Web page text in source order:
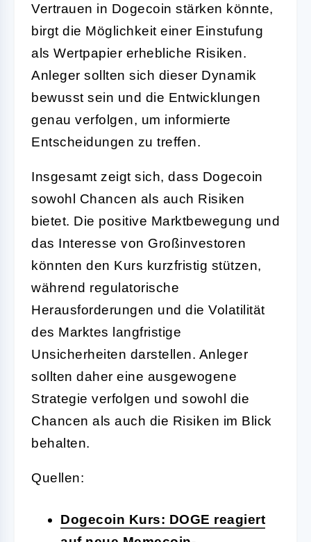
Vertrauen in Dogecoin stärken könnte,
birgt die Möglichkeit einer Einstufung
als Wertpapier erhebliche Risiken.
Anleger sollten sich dieser Dynamik
bewusst sein und die Entwicklungen
genau verfolgen, um informierte
Entscheidungen zu treffen.
Insgesamt zeigt sich, dass Dogecoin
sowohl Chancen als auch Risiken
bietet. Die positive Marktbewegung und
das Interesse von Großinvestoren
könnten den Kurs kurzfristig stützen,
während regulatorische
Herausforderungen und die Volatilität
des Marktes langfristige
Unsicherheiten darstellen. Anleger
sollten daher eine ausgewogene
Strategie verfolgen und sowohl die
Chancen als auch die Risiken im Blick
behalten.
Quellen:
Dogecoin Kurs: DOGE reagiert